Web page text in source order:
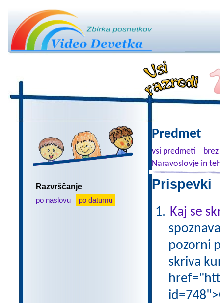
Razvrščanje
po naslovu
po datumu
Predmet
vsi predmeti
Naravoslovje in
Prispevki
Kaj se
pozorni
skriva